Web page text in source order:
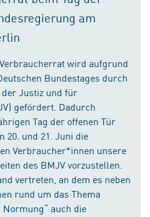
am
wird aufgrund
Bundestages durch
Justiz und für
gefördert. Dadurch
Tag der offenen Tür
20. und 21. Juni die
Verbraucher*innen unsere
des BMJV vorzustellen.
vertreten, an dem es neben
rund um das Thema
Normung“ auch die